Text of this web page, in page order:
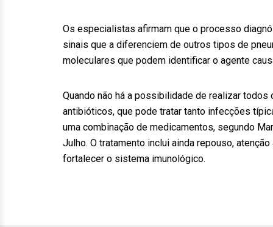
Os especialistas afirmam que o processo
sinais que a diferenciem de outros tipos de
moleculares que podem identificar o agente
Quando não há a possibilidade de realizar
antibióticos, que pode tratar tanto infecções
uma combinação de medicamentos, segundo
Julho. O tratamento inclui ainda repouso,
fortalecer o sistema imunológico.